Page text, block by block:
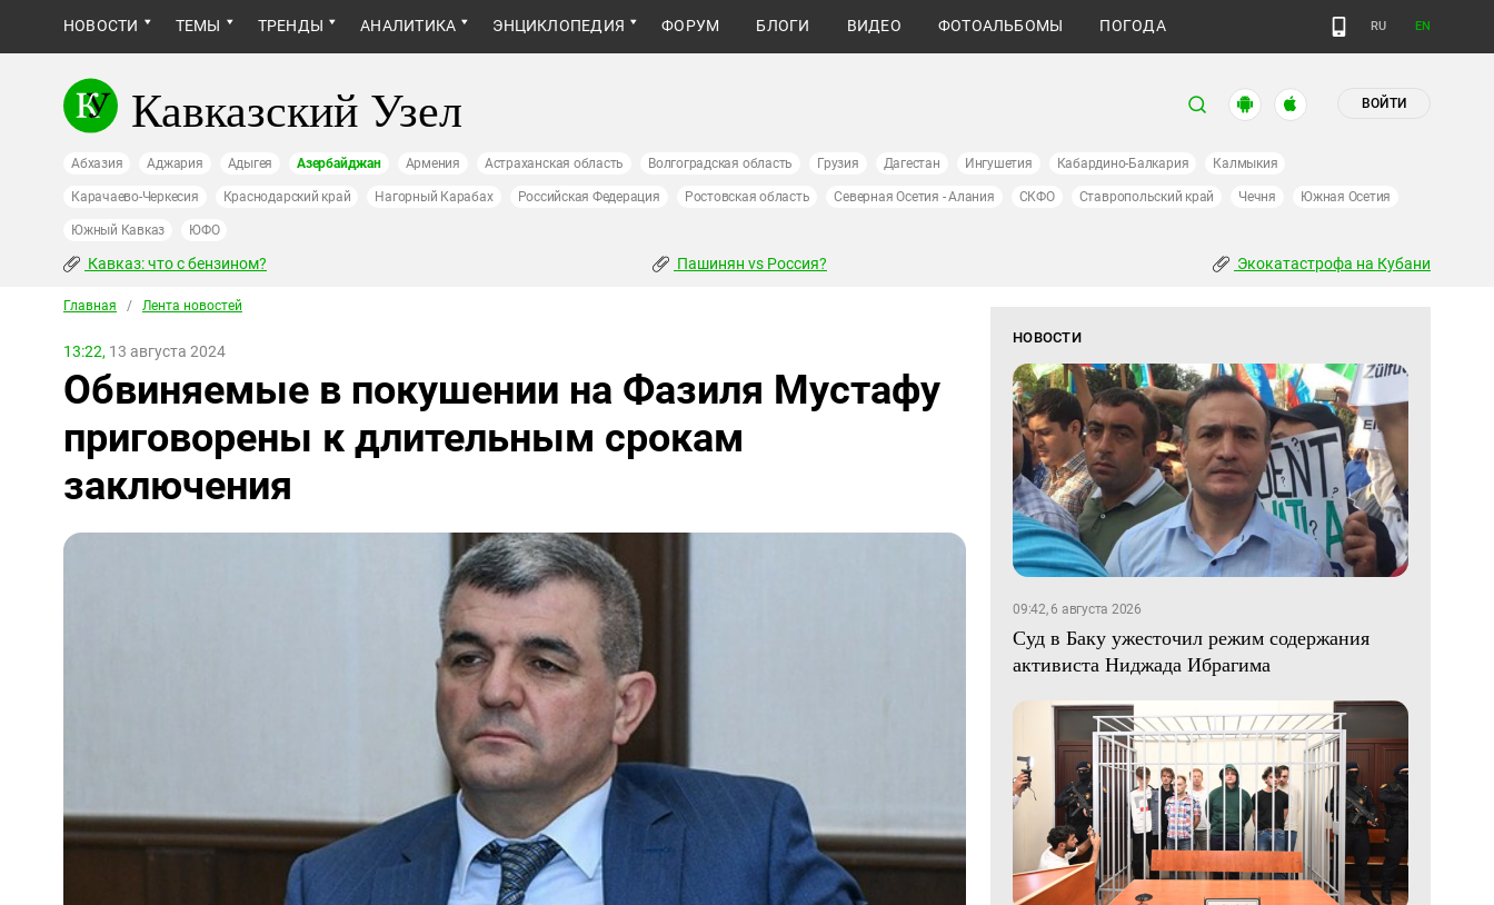
НОВОСТИ ТЕМЫ ТРЕНДЫ АНАЛИТИКА ЭНЦИКЛОПЕДИЯ ФОРУМ БЛОГИ ВИДЕО ФОТОАЛЬБОМЫ ПОГОДА RU EN
Кавказский Узел ВОЙТИ
Абхазия Аджария Адыгея Азербайджан Армения Астраханская область Волгоградская область Грузия Дагестан Ингушетия Кабардино-Балкария Калмыкия
Карачаево-Черкесия Краснодарский край Нагорный Карабах Российская Федерация Ростовская область Северная Осетия - Алания СКФО Ставропольский край Чечня Южная Осетия
Южный Кавказ ЮФО
Кавказ: что с бензином? Пашинян vs Россия? Экокатастрофа на Кубани
Главная / Лента новостей
13:22, 13 августа 2024
Обвиняемые в покушении на Фазиля Мустафу
приговорены к длительным срокам
заключения
НОВОСТИ
09:42, 6 августа 2026
Суд в Баку ужесточил режим содержания
активиста Ниджада Ибрагима